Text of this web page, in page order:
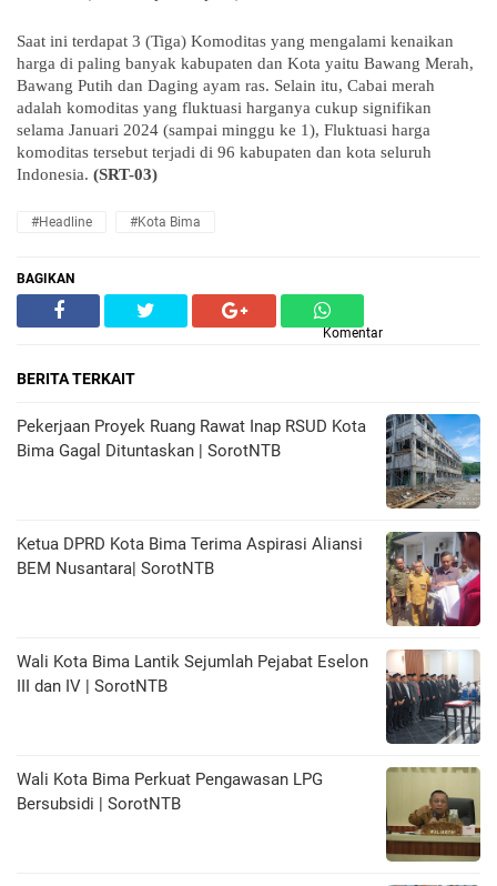
Saat ini terdapat 3 (Tiga) Komoditas yang mengalami kenaikan
harga di paling banyak kabupaten dan Kota yaitu Bawang Merah,
Bawang Putih dan Daging ayam ras. Selain itu, Cabai merah
adalah komoditas yang fluktuasi harganya cukup signifikan
selama Januari 2024 (sampai minggu ke 1), Fluktuasi harga
komoditas tersebut terjadi di 96 kabupaten dan kota seluruh
Indonesia. (SRT-03)
#Headline #Kota Bima
BAGIKAN
Komentar
BERITA TERKAIT
Pekerjaan Proyek Ruang Rawat Inap RSUD Kota
Bima Gagal Dituntaskan | SorotNTB
Ketua DPRD Kota Bima Terima Aspirasi Aliansi
BEM Nusantara| SorotNTB
Wali Kota Bima Lantik Sejumlah Pejabat Eselon
III dan IV | SorotNTB
Wali Kota Bima Perkuat Pengawasan LPG
Bersubsidi | SorotNTB